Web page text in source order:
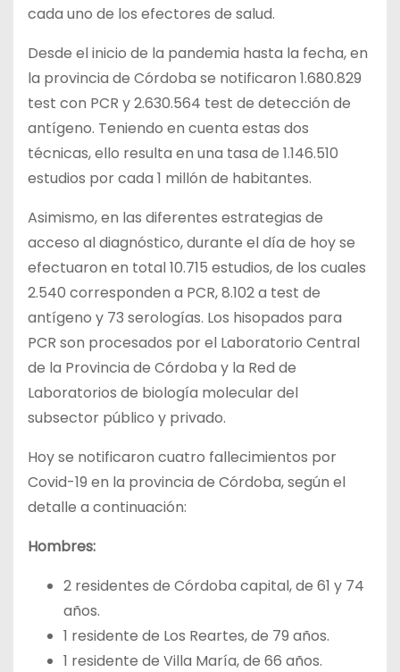
cada uno de los efectores de salud.
Desde el inicio de la pandemia hasta la fecha, en
la provincia de Córdoba se notificaron 1.680.829
test con PCR y 2.630.564 test de detección de
antígeno. Teniendo en cuenta estas dos
técnicas, ello resulta en una tasa de 1.146.510
estudios por cada 1 millón de habitantes.
Asimismo, en las diferentes estrategias de
acceso al diagnóstico, durante el día de hoy se
efectuaron en total 10.715 estudios, de los cuales
2.540 corresponden a PCR, 8.102 a test de
antígeno y 73 serologías. Los hisopados para
PCR son procesados por el Laboratorio Central
de la Provincia de Córdoba y la Red de
Laboratorios de biología molecular del
subsector público y privado.
Hoy se notificaron cuatro fallecimientos por
Covid-19 en la provincia de Córdoba, según el
detalle a continuación:
Hombres:
2 residentes de Córdoba capital, de 61 y 74
años.
1 residente de Los Reartes, de 79 años.
1 residente de Villa María, de 66 años.